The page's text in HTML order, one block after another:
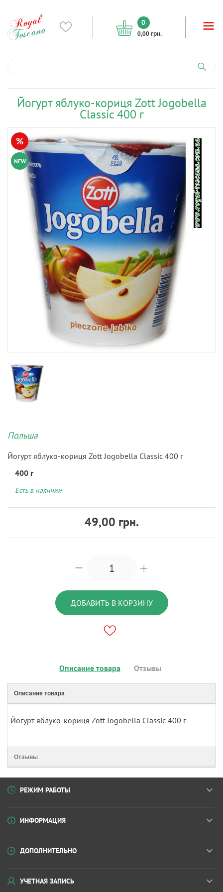
0
0,00 грн.
Йогурт яблуко-кориця Zott Jogobella
Classic 400 г
NEW
%
Польша
Йогурт яблуко-кориця Zott Jogobella Classic 400 г
400 г
Есть в наличии
49,00 грн.
ДОБАВИТЬ В КОРЗИНУ
Описание товара Отзывы
Описание товара
Йогурт яблуко-кориця Zott Jogobella Classic 400 г
Отзывы
РЕЖИМ РАБОТЫ
ИНФОРМАЦИЯ
ДОПОЛНИТЕЛЬНО
УЧЕТНАЯ ЗАПИСЬ